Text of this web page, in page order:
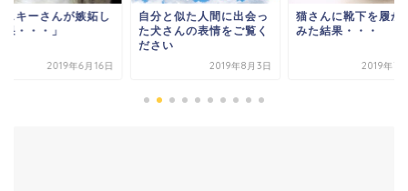
スキーさんが嫉妬し
果・・・」
2019年6月16日
自分と似た人間に出会っ
た犬さんの表情をご覧く
ださい
2019年8月3日
猫さんに靴下を履か
みた結果・・・
2019年7